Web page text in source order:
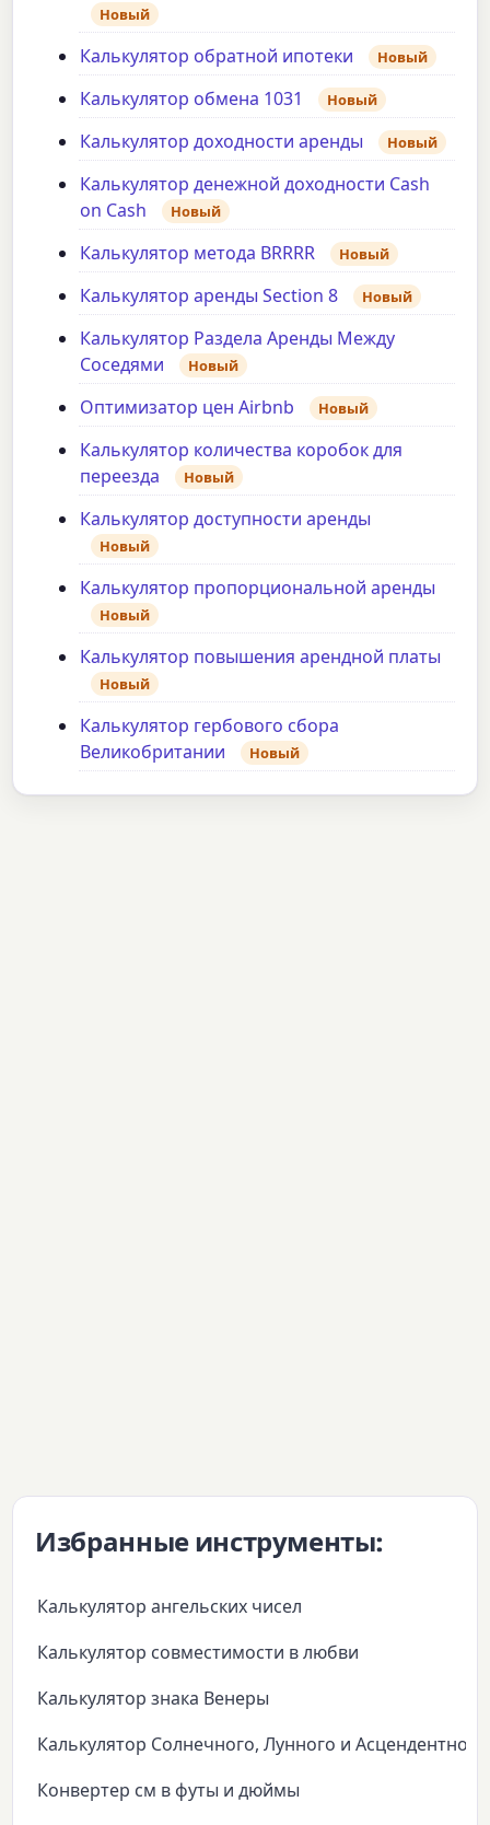
Новый
Калькулятор обратной ипотеки Новый
Калькулятор обмена 1031 Новый
Калькулятор доходности аренды Новый
Калькулятор денежной доходности Cash
on Cash
Новый
Калькулятор метода BRRRR Новый
Калькулятор аренды Section 8 Новый
Калькулятор Раздела Аренды Между
Соседями
Новый
Оптимизатор цен Airbnb Новый
Калькулятор количества коробок для
переезда
Новый
Калькулятор доступности аренды
Новый
Калькулятор пропорциональной аренды
Новый
Калькулятор повышения арендной платы
Новый
Калькулятор гербового сбора
Великобритании
Новый
Избранные инструменты:
Калькулятор ангельских чисел
Калькулятор совместимости в любви
Калькулятор знака Венеры
Калькулятор Солнечного, Лунного и Асцендентного
Конвертер см в футы и дюймы